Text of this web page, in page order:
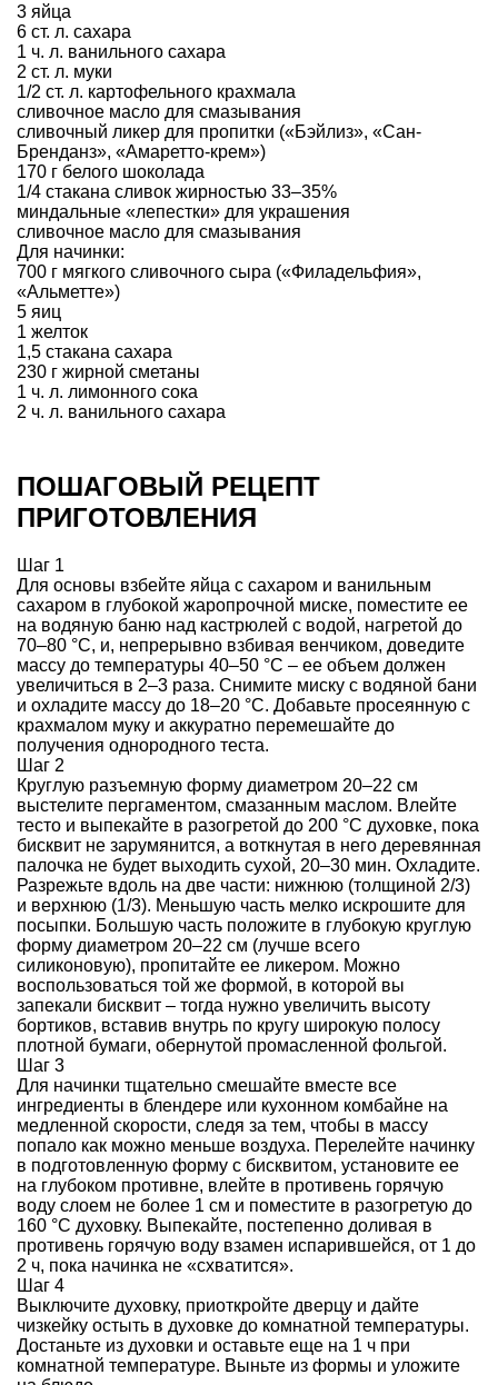
3 яйца
6 ст. л. сахара
1 ч. л. ванильного сахара
2 ст. л. муки
1/2 ст. л. картофельного крахмала
сливочное масло для смазывания
сливочный ликер для пропитки («Бэйлиз», «Сан-
Бренданз», «Амаретто-крем»)
170 г белого шоколада
1/4 стакана сливок жирностью 33–35%
миндальные «лепестки» для украшения
сливочное масло для смазывания
Для начинки:
700 г мягкого сливочного сыра («Филадельфия»,
«Альметте»)
5 яиц
1 желток
1,5 стакана сахара
230 г жирной сметаны
1 ч. л. лимонного сока
2 ч. л. ванильного сахара
ПОШАГОВЫЙ РЕЦЕПТ
ПРИГОТОВЛЕНИЯ
Шаг 1
Для основы взбейте яйца с сахаром и ванильным
сахаром в глубокой жаропрочной миске, поместите ее
на водяную баню над кастрюлей с водой, нагретой до
70–80 °С, и, непрерывно взбивая венчиком, доведите
массу до температуры 40–50 °С – ее объем должен
увеличиться в 2–3 раза. Снимите миску с водяной бани
и охладите массу до 18–20 °С. Добавьте просеянную с
крахмалом муку и аккуратно перемешайте до
получения однородного теста.
Шаг 2
Круглую разъемную форму диаметром 20–22 см
выстелите пергаментом, смазанным маслом. Влейте
тесто и выпекайте в разогретой до 200 °С духовке, пока
бисквит не зарумянится, а воткнутая в него деревянная
палочка не будет выходить сухой, 20–30 мин. Охладите.
Разрежьте вдоль на две части: нижнюю (толщиной 2/3)
и верхнюю (1/3). Меньшую часть мелко искрошите для
посыпки. Большую часть положите в глубокую круглую
форму диаметром 20–22 см (лучше всего
силиконовую), пропитайте ее ликером. Можно
воспользоваться той же формой, в которой вы
запекали бисквит – тогда нужно увеличить высоту
бортиков, вставив внутрь по кругу широкую полосу
плотной бумаги, обернутой промасленной фольгой.
Шаг 3
Для начинки тщательно смешайте вместе все
ингредиенты в блендере или кухонном комбайне на
медленной скорости, следя за тем, чтобы в массу
попало как можно меньше воздуха. Перелейте начинку
в подготовленную форму с бисквитом, установите ее
на глубоком противне, влейте в противень горячую
воду слоем не более 1 см и поместите в разогретую до
160 °С духовку. Выпекайте, постепенно доливая в
противень горячую воду взамен испарившейся, от 1 до
2 ч, пока начинка не «схватится».
Шаг 4
Выключите духовку, приоткройте дверцу и дайте
чизкейку остыть в духовке до комнатной температуры.
Достаньте из духовки и оставьте еще на 1 ч при
комнатной температуре. Выньте из формы и уложите